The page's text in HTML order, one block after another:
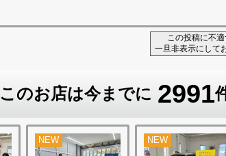
この投稿に不
一旦非表示にして
このお店は今までに 2991
NEW NEW